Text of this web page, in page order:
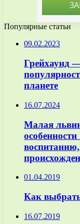
Популярные статьи
09.02.2023
Грейхаунд
планете
16.07.2024
Малая
01.04.2019
Как
16.07.2019